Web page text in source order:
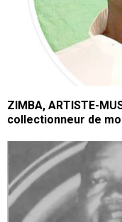
ZIMBA, ARTISTE-
collectionneur de